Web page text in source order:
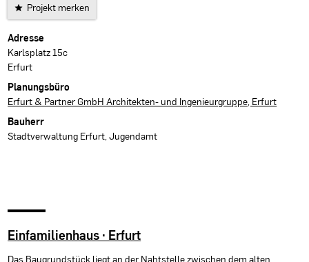
Projekt merken
Projektdaten
Adresse
Karlsplatz 15c
Erfurt
Planungsbüro
Erfurt & Partner GmbH Architekten- und Ingenieurgruppe, Erfurt
Bauherr
Stadtverwaltung Erfurt, Jugendamt
Einfamilienhaus · Erfurt
Das Baugrundstück liegt an der Nahtstelle zwischen dem alten